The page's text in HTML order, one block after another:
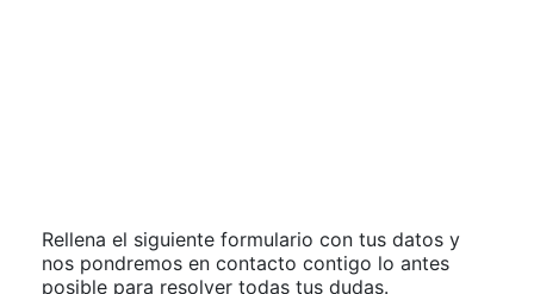
Rellena el siguiente formulario con tus datos y
nos pondremos en contacto contigo lo antes
posible para resolver todas tus dudas.